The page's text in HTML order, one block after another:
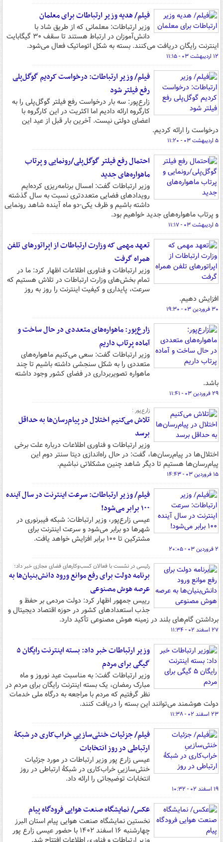
فیلم/ هدیه وزیر ارتباطات برای معلمان
وزیر ارتباطات: معلمانی که از طریق شاد با
دانش‌آموزان در ارتباط هستند تا سقف ۳۰ گیگابایت
اینترنت رایگان دریافت می‌کنند. بسته به شکل اتوماتیک فعال می‌شود.
۱۲ اردیبهشت ۰۳ - ۱۱:۱۵
فیلم/ وزیر ارتباطات: درخواست کردیم گوگل‌پلی
رفع فیلتر شود
زارع‌پور: سه بار درخواست رفع فیلتر گوگل‌پلی را به
کارگروه ارائه دادیم اما اکثریت در این کارگروه با
اعضای دولتی نیست. آخرین بار قبل از عید این
درخواست را ارائه کردیم.
۵ اردیبهشت ۰۳ - ۱۱:۲۰
احتمال رفع فیلتر گوگل‌پلی/رونمایی و پرتاب
ماهواره‌های جدید
وزیر ارتباطات گفت: امسال برنامه‌ریزی کرده‌ایم
رویدادهای فضایی متعددتری نسبت به سال گذشته
داشته باشیم و ظرف یکی-دو ماه آینده شاهد رونمایی
و پرتاب ماهواره‌های جدید خواهیم بود.
۵ اردیبهشت ۰۳ - ۱۱:۱۷
تعهد مهمی که وزارت ارتباطات از اپراتورهای تلفن
همراه گرفت
وزیر ارتباطات و فناوری اطلاعات اظهار کرد: ما در
تمام بخش‌های وزارت ارتباطات در تلاش هستیم که
سرعت، پایداری و کیفیت اینترنت را روز به روز
افزایش دهیم.
۳۰ فروردین ۰۳ - ۱۹:۳۰
زارع‌پور: ماهواره‌های متعددی در حال ساخت و
آماده پرتاب داریم
وزیر ارتباطات گفت: سعی می‌کنیم ماهواره‌های
متعددی را به شکل سنجشی داشته باشیم تا چند
ماهواره تصویربرداری در فضای کشور وجود داشته
باشد.
۲۹ فروردین ۰۳ - ۱۱:۴۱
زارع‌پور :
تلاش می‌کنیم اختلال در پیام‌رسان‌ها به حداقل
برسد
وزیر ارتباطات و فناوری اطلاعات درباره علت برخی
اختلال‌ها در پیام‌رسان‌ها، گفت: در حال راه‌اندازی دیتا سنتر دوم این
پیام‌رسان‌ها هستیم تا دیگر شاهد چنین مشکلاتی نباشیم.
۱۵ فروردین ۰۳ - ۱۴:۴۳
فیلم/ وزیر ارتباطات: سرعت اینترنت در سال آینده
۱۰۰ برابر می‌شود!
عیسی زارع‌پور، وزیر ارتباطات: شبکه فیبرنوری در
شهرها دو برابر می‌شود و سرعت اینترنت برای
مشترکین تا ۱۰۰ برابر افزایش خواهد یافت.
۲ فروردین ۰۳ - ۲۰:۰۵
رئیسی در نشست با فعالان کسب‌وکارهای فضای مجازی خبر داد؛
برنامه دولت برای رفع موانع ورود دانش‌بنیان‌ها به
عرصه هوش مصنوعی
رییس جمهور اظهار کرد: دولت مردمی بر حفظ و
جذب استعدادهای کشور در حوزه اقتصاد دیجیتال و
برداشتن گام‌های بلند در زمینه هوش مصنوعی تأکید دارد.
۲۷ اسفند ۰۲ - ۱۱:۳۴
وزیر ارتباطات خبر داد: بسته اینترنت رایگان ۵
گیگی برای مردم
وزیر ارتباطات گفت: به مناسبت عید نوروز و ماه
مبارک رمضان، یک بسته اینترنت رایگان برای مردم در
نظر گرفتیم که مردم با مراجعه به درگاه ملی خدمات
دولت هوشمند می‌توانند این بسته را دریافت کنند.
۲۳ اسفند ۰۲ - ۱۱:۳۸
فیلم/ جزئیات خنثی‌سازییِ خراب‌کاری در شبکۀ
ارتباطی در روز انتخابات
عیسی زارع پور وزیر ارتباطات در مورد جزئیات
خنثی‌سازییِ خراب‌کاری در شبکۀ ارتباطی در روز
انتخابات توضیجاتی را ارائه داد.
۱۹ اسفند ۰۲ - ۱۰:۳۲
عکس/ نمایشگاه صنعت هوایی فرودگاه پیام
نخستین نمایشگاه صنعت هوایی پیام استان البرز
چهارشنبه ۱۶ اسفند ۱۴۰۲ با حضور عیسی زارع پور